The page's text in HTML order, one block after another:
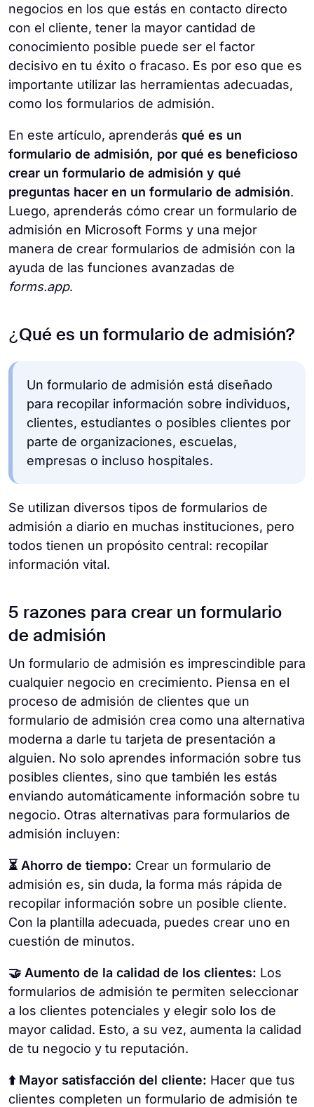
negocios en los que estás en contacto directo
con el cliente, tener la mayor cantidad de
conocimiento posible puede ser el factor
decisivo en tu éxito o fracaso. Es por eso que es
importante utilizar las herramientas adecuadas,
como los formularios de admisión.
En este artículo, aprenderás qué es un
formulario de admisión, por qué es beneficioso
crear un formulario de admisión y qué
preguntas hacer en un formulario de admisión.
Luego, aprenderás cómo crear un formulario de
admisión en Microsoft Forms y una mejor
manera de crear formularios de admisión con la
ayuda de las funciones avanzadas de
forms.app.
¿Qué es un formulario de admisión?
Un formulario de admisión está diseñado
para recopilar información sobre individuos,
clientes, estudiantes o posibles clientes por
parte de organizaciones, escuelas,
empresas o incluso hospitales.
Se utilizan diversos tipos de formularios de
admisión a diario en muchas instituciones, pero
todos tienen un propósito central: recopilar
información vital.
5 razones para crear un formulario
de admisión
Un formulario de admisión es imprescindible para
cualquier negocio en crecimiento. Piensa en el
proceso de admisión de clientes que un
formulario de admisión crea como una alternativa
moderna a darle tu tarjeta de presentación a
alguien. No solo aprendes información sobre tus
posibles clientes, sino que también les estás
enviando automáticamente información sobre tu
negocio. Otras alternativas para formularios de
admisión incluyen:
⏳ Ahorro de tiempo: Crear un formulario de
admisión es, sin duda, la forma más rápida de
recopilar información sobre un posible cliente.
Con la plantilla adecuada, puedes crear uno en
cuestión de minutos.
🤝 Aumento de la calidad de los clientes: Los
formularios de admisión te permiten seleccionar
a los clientes potenciales y elegir solo los de
mayor calidad. Esto, a su vez, aumenta la calidad
de tu negocio y tu reputación.
⬆️ Mayor satisfacción del cliente: Hacer que tus
clientes completen un formulario de admisión te